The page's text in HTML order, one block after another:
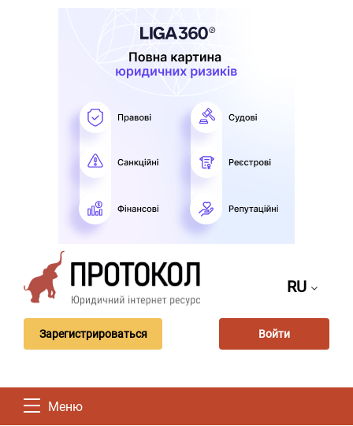
RU
Зарегистрироваться Войти
Меню